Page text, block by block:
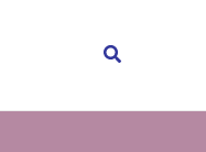
Rechercher